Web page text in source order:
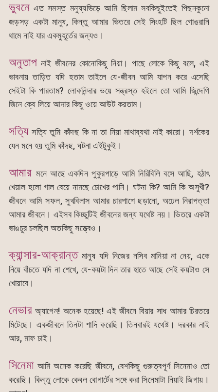
ভুবনে এত সমস্ত মনুষ্যভিড়ে আমি ছিলাম সবকিছুইতেই পিছনকুনো
জড়সড় একটা মানুষ, কিন্তু আমার ভিতরে সেই সিংহটি ছিল গোঙরানি
থামে নাই যার একমুহূর্তের জন্যও।
অনুতাপ নাই জীবনের কোনোকিছু নিয়া। পাছে লোকে কিছু বলে, এই
ভাবনায় তাড়িত যদি হতাম তাইলে যে-জীবন আমি যাপন করে এসেছি
সেইটা কি পারতাম? লোকনিন্দার ভয়ে সন্ত্রস্ত হইলে তো আমি জিন্দেগি
জিনে ক্যে লিয়ে আদার কিছু ওয়ে আউট করতাম।
সত্যিসত্যি তুমি কাঁদছ কি না তা নিয়া মাথাব্যথা নাই কারো। দর্শকের
যেন মনে হয় তুমি কাঁদছ, ঘটনা এইটুকুই।
আমারমনে আছে একদিন পুকুরপাড়ে আমি নিরিবিলি বসে আছি, হঠাৎ
খেয়াল হলো গাল বেয়ে নামছে চোখের পানি। ঘটনা কি? আমি কি অসুখী?
জীবনে আমি সফল, সুখবিলাস আমার চারপাশে ছড়ানো, অঢেল নিরাপত্তা
আমার জীবনে। এইসব কিচ্ছুটিই জীবনের জন্য যথেষ্ট নয়। ভিতরে একটা
ভাঙচুর চলছিল অতকিছু সত্ত্বেও।
ক্যান্সার-আক্রান্তমানুষ যদি নিজের নসিব মানিয়া না নেয়, একে
নিয়ে বাঁচতে যদি না শেখে, যে-কয়টা দিন তার হাতে আছে সেই কয়টাও সে
খোয়াবে।
নেভার অ্যাগেন! অনেক হয়েছে! এই জীবনে বিয়ার সাধ আমার চিরতরে
মিটেছে। একজীবনে তিনটা শাদি করেছি। তিনবারই যথেষ্ট। দরকার নাই
আর, মাফ চাই।
সিনেমা আমি অনেক করেছি জীবনে, বেশকিছু গুরুত্বপূর্ণ সিনেমাও তো
করেছি। কিন্তু লোকে কেবল বোগার্টের সঙ্গে করা সিনেমাটা নিয়াই জিগায়।